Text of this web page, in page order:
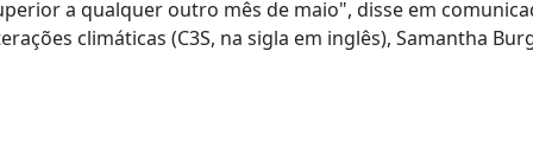
a qualquer outro mês de maio", disse em
climáticas (C3S, na sigla em inglês), Samantha